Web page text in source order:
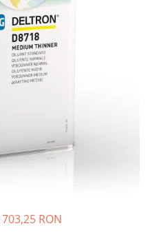
703,25 RON